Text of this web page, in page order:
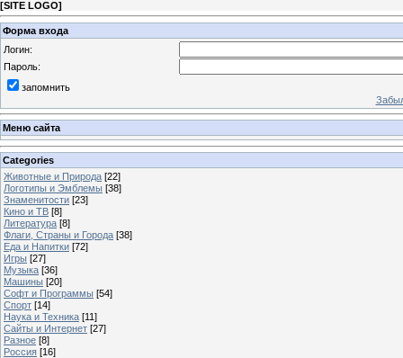
[SITE LOGO]
Форма входа
Логин:
Пароль:
запомнить
Меню сайта
Categories
Животные и Природа [22]
Логотипы и Эмблемы [38]
Знаменитости [23]
Кино и ТВ [8]
Литература [8]
Флаги, Страны и Города [38]
Еда и Напитки [72]
Игры [27]
Музыка [36]
Машины [20]
Софт и Программы [54]
Спорт [14]
Наука и Техника [11]
Сайты и Интернет [27]
Разное [8]
Россия [16]